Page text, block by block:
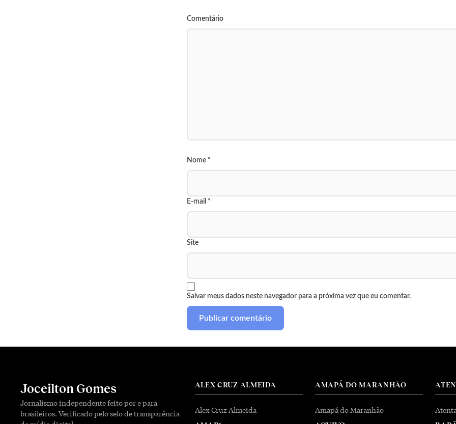
Comentário
Nome *
E-mail *
Site
Salvar meus dados neste navegador para a próxima vez que eu comentar.
Joceilton Gomes
Jornalismo independente feito por e para
brasileiros. Verificado pelo selo de transparência
ALEX CRUZ ALMEIDA
Alex Cruz Almeida
AMAPÁ DO MARANHÃO
Amapá do Maranhão